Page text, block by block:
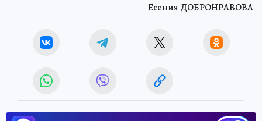
Есения ДОБРОНРАВОВА